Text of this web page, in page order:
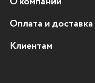
Наши клиенты
Отзывы клиентов
Оплата и доставка
Оплата и доставка
Клиентам